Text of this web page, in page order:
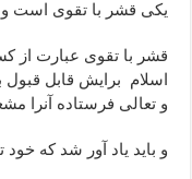
یکی قشر با تقوی است
قشر با تقوی عبارت از
اسلام برایش قابل قبول
و تعالی فرستاده آنرا
و باید یاد آور شد که